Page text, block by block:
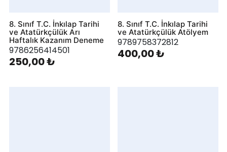
8. Sınıf T.C. İnkılap Tarihi
ve Atatürkçülük Arı
Haftalık Kazanım Deneme
9786256414501
250,00 ₺
8. Sınıf T.C. İnkılap Tarihi
ve Atatürkçülük Atölyem
9789758372812
400,00 ₺